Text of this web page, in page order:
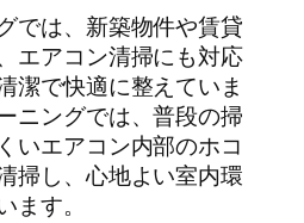
では、新築物件や賃貸
エアコン清掃にも対応
潔で快適に整えていま
ニングでは、普段の掃
いエアコン内部のホコ
掃し、心地よい室内環
す。